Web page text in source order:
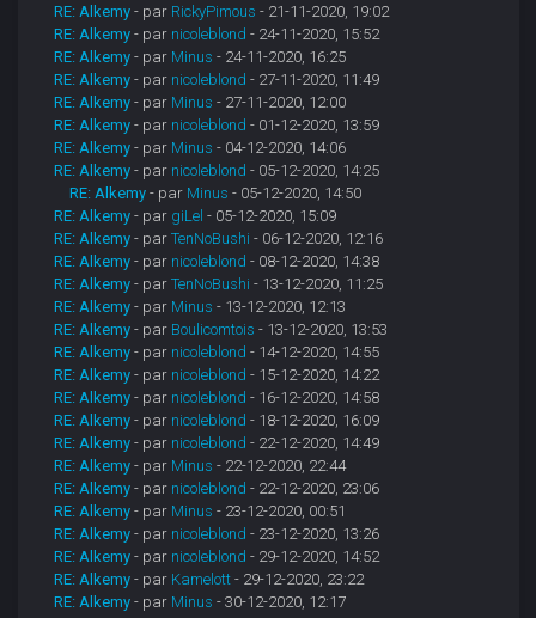
RE: Alkemy - par RickyPimous - 21-11-2020, 19:02
RE: Alkemy - par nicoleblond - 24-11-2020, 15:52
RE: Alkemy - par Minus - 24-11-2020, 16:25
RE: Alkemy - par nicoleblond - 27-11-2020, 11:49
RE: Alkemy - par Minus - 27-11-2020, 12:00
RE: Alkemy - par nicoleblond - 01-12-2020, 13:59
RE: Alkemy - par Minus - 04-12-2020, 14:06
RE: Alkemy - par nicoleblond - 05-12-2020, 14:25
RE: Alkemy - par Minus - 05-12-2020, 14:50
RE: Alkemy - par giLel - 05-12-2020, 15:09
RE: Alkemy - parTenNoBushi - 06-12-2020, 12:16
RE: Alkemy - par nicoleblond - 08-12-2020, 14:38
RE: Alkemy - parTenNoBushi - 13-12-2020, 11:25
RE: Alkemy - par Minus - 13-12-2020, 12:13
RE: Alkemy - par Boulicomtois - 13-12-2020, 13:53
RE: Alkemy - par nicoleblond - 14-12-2020, 14:55
RE: Alkemy - par nicoleblond - 15-12-2020, 14:22
RE: Alkemy - par nicoleblond - 16-12-2020, 14:58
RE: Alkemy - par nicoleblond - 18-12-2020, 16:09
RE: Alkemy - par nicoleblond - 22-12-2020, 14:49
RE: Alkemy - par Minus - 22-12-2020, 22:44
RE: Alkemy - par nicoleblond - 22-12-2020, 23:06
RE: Alkemy - par Minus - 23-12-2020, 00:51
RE: Alkemy - par nicoleblond - 23-12-2020, 13:26
RE: Alkemy - par nicoleblond - 29-12-2020, 14:52
RE: Alkemy - par Kamelott - 29-12-2020, 23:22
RE: Alkemy - par Minus - 30-12-2020, 12:17